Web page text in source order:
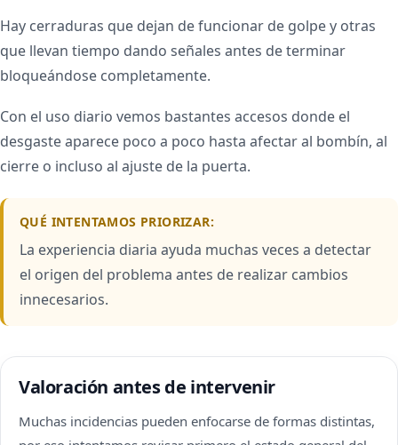
Hay cerraduras que dejan de funcionar de golpe y otras
que llevan tiempo dando señales antes de terminar
bloqueándose completamente.
Con el uso diario vemos bastantes accesos donde el
desgaste aparece poco a poco hasta afectar al bombín, al
cierre o incluso al ajuste de la puerta.
QUÉ INTENTAMOS PRIORIZAR:
La experiencia diaria ayuda muchas veces a detectar
el origen del problema antes de realizar cambios
innecesarios.
Valoración antes de intervenir
Muchas incidencias pueden enfocarse de formas distintas,